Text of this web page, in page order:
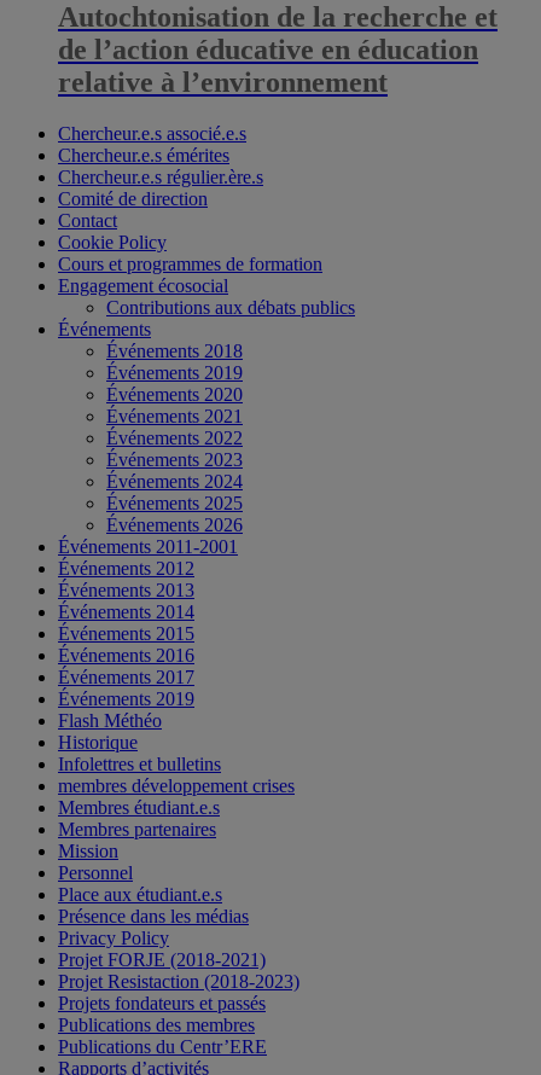
Autochtonisation de la recherche et
de l’action éducative en éducation
relative à l’environnement
Chercheur.e.s associé.e.s
Chercheur.e.s émérites
Chercheur.e.s régulier.ère.s
Comité de direction
Contact
Cookie Policy
Cours et programmes de formation
Engagement écosocial
Contributions aux débats publics
Événements
Événements 2018
Événements 2019
Événements 2020
Événements 2021
Événements 2022
Événements 2023
Événements 2024
Événements 2025
Événements 2026
Événements 2011-2001
Événements 2012
Événements 2013
Événements 2014
Événements 2015
Événements 2016
Événements 2017
Événements 2019
Flash Méthéo
Historique
Infolettres et bulletins
membres développement crises
Membres étudiant.e.s
Membres partenaires
Mission
Personnel
Place aux étudiant.e.s
Présence dans les médias
Privacy Policy
Projet FORJE (2018-2021)
Projet Resistaction (2018-2023)
Projets fondateurs et passés
Publications des membres
Publications du Centr’ERE
Rapports d’activités